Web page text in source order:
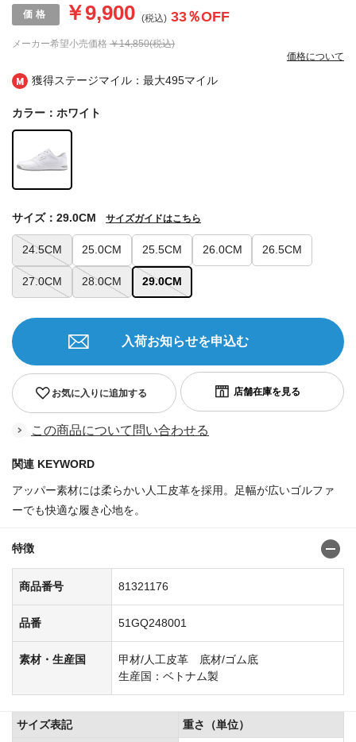
獲得ステージマイル：最大495マイル
メーカー希望小売価格 ￥14,850(税込)
￥9,900 (税込) 33％OFF
価格について
カラー：ホワイト
24.5CM 25.0CM 25.5CM 26.0CM 26.5CM
27.0CM 28.0CM 29.0CM
サイズ：29.0CM サイズガイドはこちら
お気に入りに追加する
入荷お知らせを申込む
この商品について問い合わせる
関連 KEYWORD
アッパー素材には柔らかい人工皮革を採用。足幅が広いゴルファ
ーでも快適な履き心地を。
特徴
商品番号 81321176
品番 51GQ248001
素材・生産国
甲材/人工皮革 底材/ゴム底
生産国：ベトナム製
サイズ表記 重さ（単位）